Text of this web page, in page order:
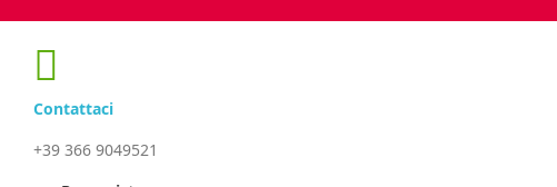
Contattaci
+39 366 9049521